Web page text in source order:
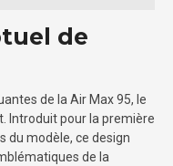
de
de la Air Max 95, le
Introduit pour la première
du modèle, ce design
de la